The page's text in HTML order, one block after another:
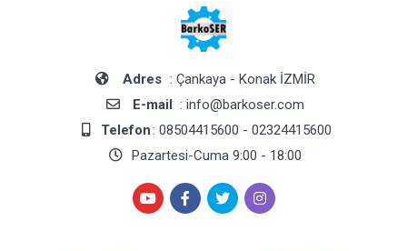
Adres : Çankaya - Konak İZMİR
E-mail : info@barkoser.com
Telefon: 08504415600 - 02324415600
Pazartesi-Cuma 9:00 - 18:00